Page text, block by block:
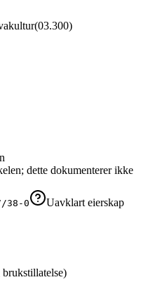
(03.300)
dette dokumenterer ikke
38-0
Uavklart eierskap
)